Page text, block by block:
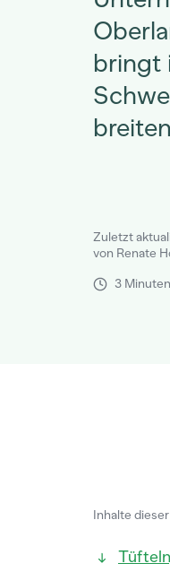
bringt
Zuletzt
von Renate
3
Inhalte